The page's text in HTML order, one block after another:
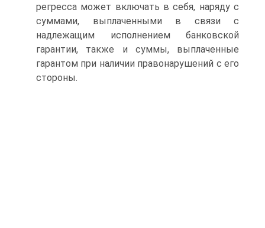
регресса может включать в себя, наряду с
суммами, выплаченными в связи с
надлежащим исполнением банков­ской
гарантии, также и суммы, выплаченные
гарантом при наличии правонару­шений с его
стороны.